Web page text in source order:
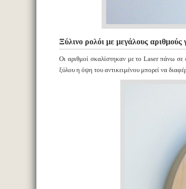
Ξύλινο ρολόι με μεγάλους αριθμούς
Οι αριθμοί σκαλίστηκαν με το Laser πάνω
ξύλου η όψη του αντικειμένου μπορεί να